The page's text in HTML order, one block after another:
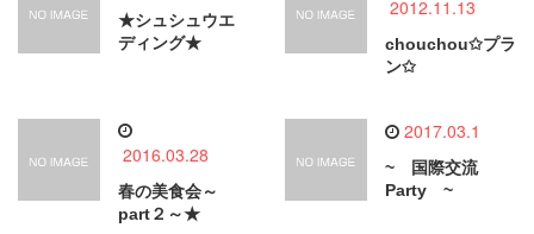
★シュシュウエ
ディング★
2012.11.13
chouchou✩プラ
ン✩
2016.03.28
春の美食会～
part２～★
2017.03.1
~ 国際交流
Party ~